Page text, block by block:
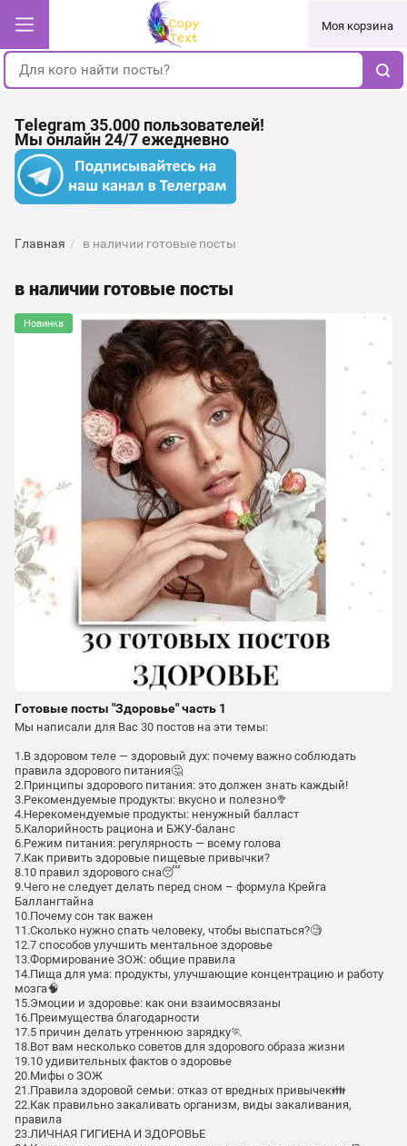
Моя корзина
Telegram 35.000 пользователей!
Мы онлайн 24/7 ежедневно
Главная / в наличии готовые посты
в наличии готовые посты
Новинка
Готовые посты "Здоровье" часть 1
Мы написали для Вас 30 постов на эти темы:
1.В здоровом теле — здоровый дух: почему важно соблюдать
правила здорового питания🤔
2.Принципы здорового питания: это должен знать каждый!
3.Рекомендуемые продукты: вкусно и полезно🥦
4.Нерекомендуемые продукты: ненужный балласт
5.Калорийность рациона и БЖУ-баланс
6.Режим питания: регулярность — всему голова
7.Как привить здоровые пищевые привычки?
8.10 правил здорового сна😴
9.Чего не следует делать перед сном – формула Крейга
Баллангтайна
10.Почему сон так важен
11.Сколько нужно спать человеку, чтобы выспаться?🧐
12.7 способов улучшить ментальное здоровье
13.Формирование ЗОЖ: общие правила
14.Пища для ума: продукты, улучшающие концентрацию и работу
мозга🧠
15.Эмоции и здоровье: как они взаимосвязаны
16.Преимущества благодарности
17.5 причин делать утреннюю зарядку🏃
18.Вот вам несколько советов для здорового образа жизни
19.10 удивительных фактов о здоровье
20.Мифы о ЗОЖ
21.Правила здоровой семьи: отказ от вредных привычек👪
22.Как правильно закаливать организм, виды закаливания,
правила
23.ЛИЧНАЯ ГИГИЕНА И ЗДОРОВЬЕ